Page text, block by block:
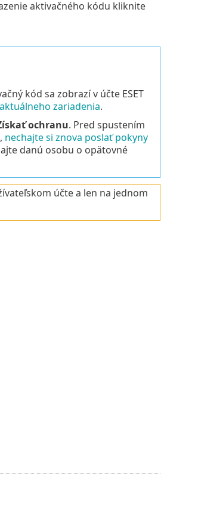
aktivačného kódu kliknite
kód sa zobrazí v účte ESET
zariadenia.
ochranu. Pred spustením
nechajte si znova poslať pokyny
danú osobu o opätovné
účte a len na jednom